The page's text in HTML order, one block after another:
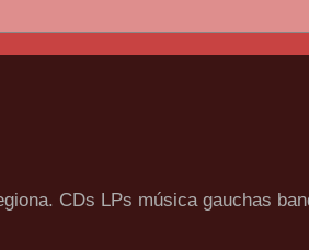
CDs LPs música gauchas